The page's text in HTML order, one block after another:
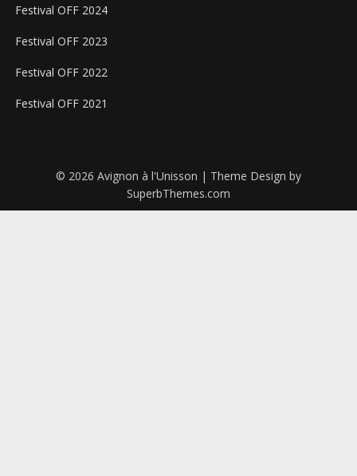
Festival OFF 2024
Festival OFF 2023
Festival OFF 2022
Festival OFF 2021
© 2026 Avignon à l'Unisson | Theme Design by
SuperbThemes.com